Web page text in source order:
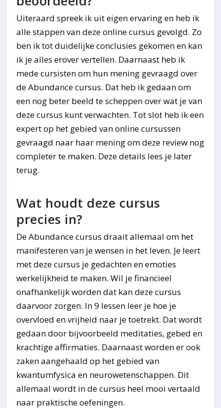
Uiteraard spreek ik uit eigen ervaring en heb ik
alle stappen van deze online cursus gevolgd. Zo
ben ik tot duidelijke conclusies gekomen en kan
ik je alles erover vertellen. Daarnaast heb ik
mede cursisten om hun mening gevraagd over
de Abundance cursus. Dat heb ik gedaan om
een nog beter beeld te scheppen over wat je van
deze cursus kunt verwachten. Tot slot heb ik een
expert op het gebied van online cursussen
gevraagd naar haar mening om deze review nog
completer te maken. Deze details lees je later
terug.
Wat houdt deze cursus
precies in?
De Abundance cursus draait allemaal om het
manifesteren van je wensen in het leven. Je leert
met deze cursus je gedachten en emoties
werkelijkheid te maken. Wil je financieel
onafhankelijk worden dat kan deze cursus
daarvoor zorgen. In 9 lessen leer je hoe je
overvloed en vrijheid naar je toetrekt. Dat wordt
gedaan door bijvoorbeeld meditaties, gebed en
krachtige affirmaties. Daarnaast worden er ook
zaken aangehaald op het gebied van
kwantumfysica en neurowetenschappen. Dit
allemaal wordt in de cursus heel mooi vertaald
naar praktische oefeningen.